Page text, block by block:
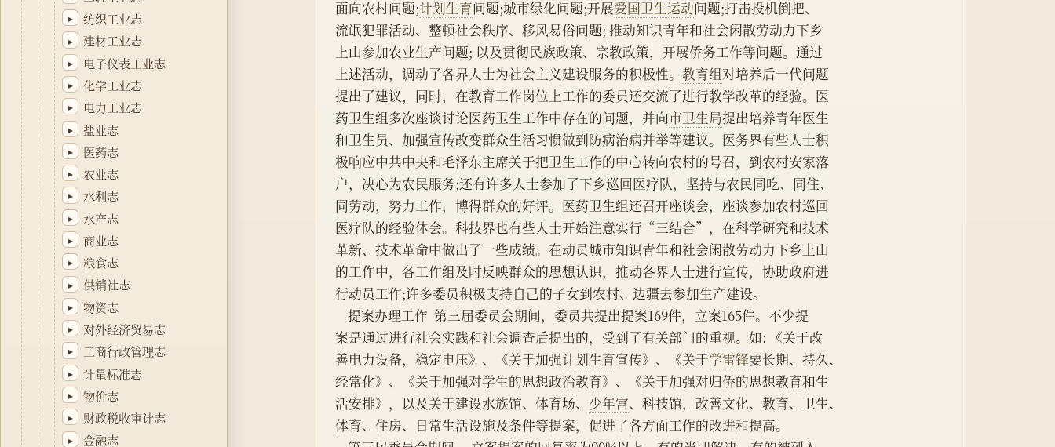
▸ 纺织工业志
▸ 建材工业志
▸ 电子仪表工业志
▸ 化学工业志
▸ 电力工业志
▸ 盐业志
▸ 医药志
▸ 农业志
▸ 水利志
▸ 水产志
▸ 商业志
▸ 粮食志
▸ 供销社志
▸ 物资志
▸ 对外经济贸易志
▸ 工商行政管理志
▸ 计量标准志
▸ 物价志
▸ 财政税收审计志
▸ 金融志
面向农村问题;计划生育问题;城市绿化问题;开展爱国卫生运动问题;打击投机倒把、
流氓犯罪活动、整顿社会秩序、移风易俗问题; 推动知识青年和社会闲散劳动力下乡
上山参加农业生产问题; 以及贯彻民族政策、宗教政策，开展侨务工作等问题。通过
上述活动，调动了各界人士为社会主义建设服务的积极性。教育组对培养后一代问题
提出了建议，同时，在教育工作岗位上工作的委员还交流了进行教学改革的经验。医
药卫生组多次座谈讨论医药卫生工作中存在的问题，并向市卫生局提出培养青年医生
和卫生员、加强宣传改变群众生活习惯做到防病治病并举等建议。医务界有些人士积
极响应中共中央和毛泽东主席关于把卫生工作的中心转向农村的号召，到农村安家落
户，决心为农民服务;还有许多人士参加了下乡巡回医疗队，坚持与农民同吃、同住、
同劳动，努力工作，博得群众的好评。医药卫生组还召开座谈会，座谈参加农村巡回
医疗队的经验体会。科技界也有些人士开始注意实行“三结合”，在科学研究和技术
革新、技术革命中做出了一些成绩。在动员城市知识青年和社会闲散劳动力下乡上山
的工作中，各工作组及时反映群众的思想认识，推动各界人士进行宣传，协助政府进
行动员工作;许多委员积极支持自己的子女到农村、边疆去参加生产建设。
    提案办理工作  第三届委员会期间，委员共提出提案169件，立案165件。不少提
案是通过进行社会实践和社会调查后提出的，受到了有关部门的重视。如: 《关于改
善电力设备，稳定电压》、《关于加强计划生育宣传》、《关于学雷锋要长期、持久、
经常化》、《关于加强对学生的思想政治教育》、《关于加强对归侨的思想教育和生
活安排》，以及关于建设水族馆、体育场、 少年宫、科技馆，改善文化、教育、卫生、
体育、住房、日常生活设施及条件等提案，促进了各方面工作的改进和提高。